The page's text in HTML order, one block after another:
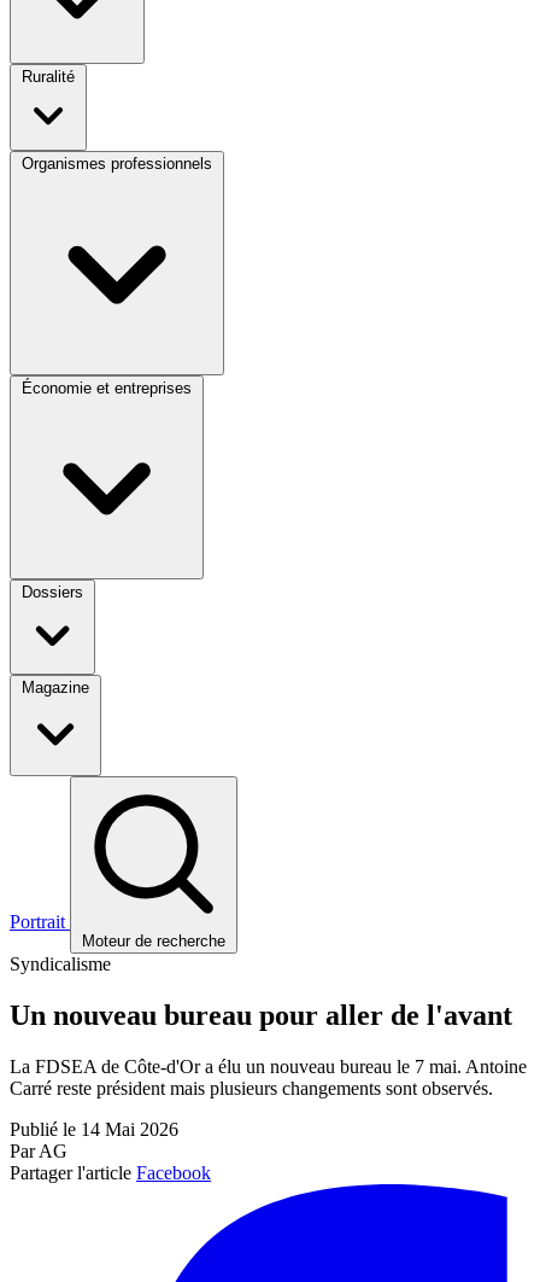
Ruralité
Organismes professionnels
Économie et entreprises
Dossiers
Magazine
Portrait
Moteur de recherche
Syndicalisme
Un nouveau bureau pour aller de l'avant
La FDSEA de Côte-d'Or a élu un nouveau bureau le 7 mai. Antoine
Carré reste président mais plusieurs changements sont observés.
Publié le 14 Mai 2026
Par AG
Partager l'article Facebook